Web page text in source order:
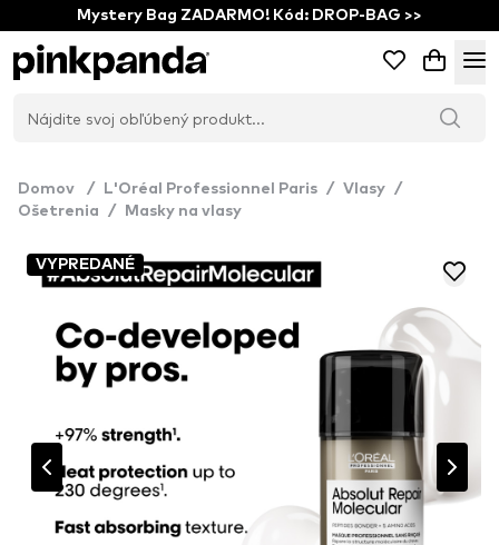
Mystery Bag ZADARMO! Kód: DROP-BAG >>
Domov / L'Oréal Professionnel Paris / Vlasy /
Ošetrenia
/ Masky na vlasy
VYPREDANÉ